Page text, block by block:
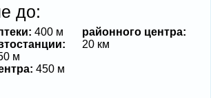
до:
400 м
м
450 м
районного центра:
20 км